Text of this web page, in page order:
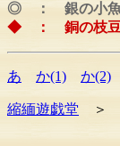
◎ ： 銀の小
◆ ： 銅の枝豆
あ か(1) か(2)
縮緬遊戯堂 ＞